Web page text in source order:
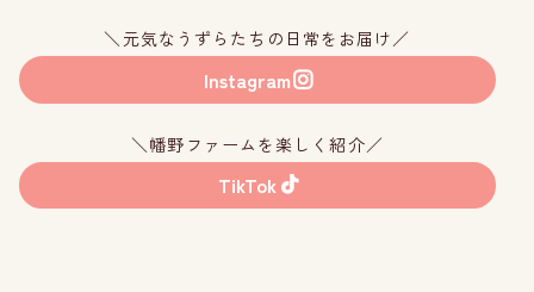
＼元気なうずらたちの日常をお届け／
Instagram
＼幡野ファームを楽しく紹介／
TikTok